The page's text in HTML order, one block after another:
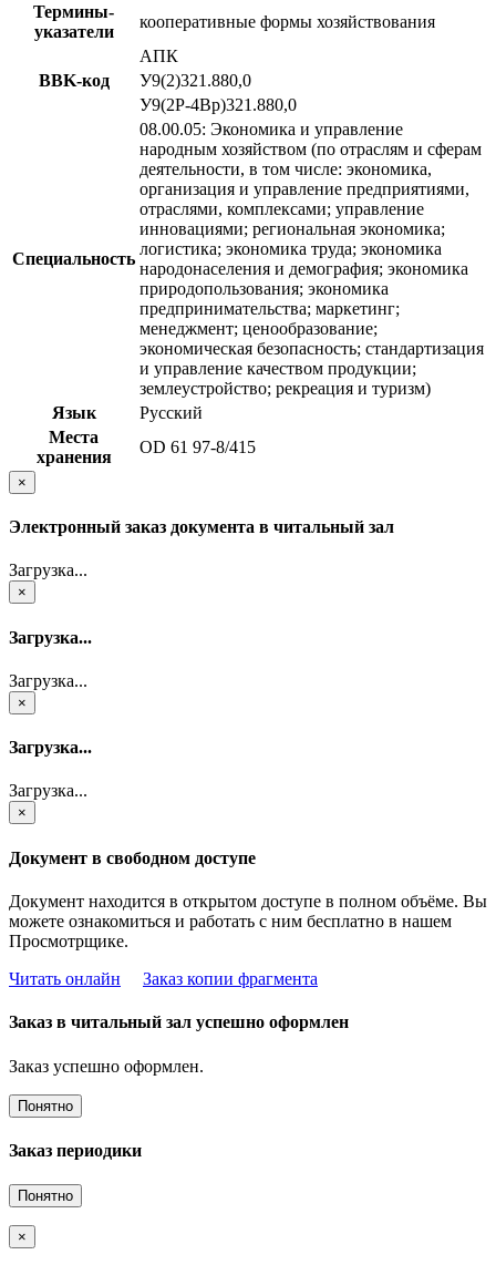
Термины-
указатели
кооперативные формы хозяйствования
АПК
BBK-код
У9(2)321.880,0
У9(2Р-4Вр)321.880,0
Специальность
08.00.05: Экономика и управление
народным хозяйством (по отраслям и сферам
деятельности, в том числе: экономика,
организация и управление предприятиями,
отраслями, комплексами; управление
инновациями; региональная экономика;
логистика; экономика труда; экономика
народонаселения и демография; экономика
природопользования; экономика
предпринимательства; маркетинг;
менеджмент; ценообразование;
экономическая безопасность; стандартизация
и управление качеством продукции;
землеустройство; рекреация и туризм)
Язык
Русский
Места
хранения
OD 61 97-8/415
×
Электронный заказ документа в читальный зал
Загрузка...
×
Загрузка...
Загрузка...
×
Загрузка...
Загрузка...
×
Документ в свободном доступе
Документ находится в открытом доступе в полном объёме. Вы
можете ознакомиться и работать с ним бесплатно в нашем
Просмотрщике.
Читать онлайн
Заказ копии фрагмента
Заказ в читальный зал успешно оформлен
Заказ успешно оформлен.
Понятно
Заказ периодики
Понятно
×